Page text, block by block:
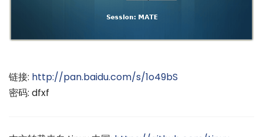
链接: http://pan.baidu.com/s/1o49bS
密码: dfxf